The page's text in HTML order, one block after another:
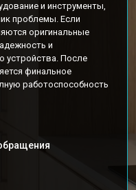
и инструменты,
проблемы. Если
оригинальные
и
устройства. После
финальное
работоспособность